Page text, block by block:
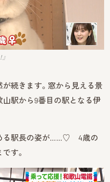
続きます。窓から見える景
山駅から9番目の駅となる伊
る駅長の姿が……♡ 4歳の
す。